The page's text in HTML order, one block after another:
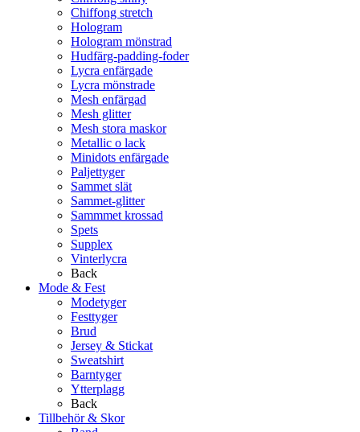
Chiffong stretch
Hologram
Hologram mönstrad
Hudfärg-padding-foder
Lycra enfärgade
Lycra mönstrade
Mesh enfärgad
Mesh glitter
Mesh stora maskor
Metallic o lack
Minidots enfärgade
Paljettyger
Sammet slät
Sammet-glitter
Sammmet krossad
Spets
Supplex
Vinterlycra
Back
Mode & Fest
Modetyger
Festtyger
Brud
Jersey & Stickat
Sweatshirt
Barntyger
Ytterplagg
Back
Tillbehör & Skor